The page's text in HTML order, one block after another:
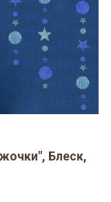
Блеск,